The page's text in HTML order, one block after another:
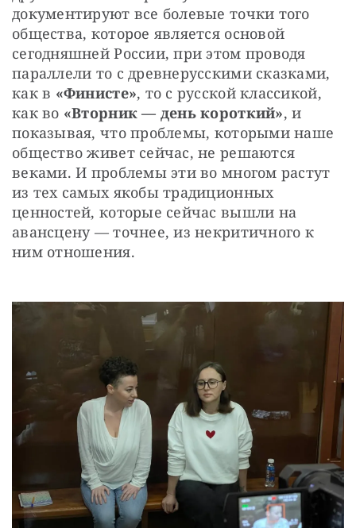
документируют все болевые точки того
общества, которое является основой
сегодняшней России, при этом проводя
параллели то с древнерусскими сказками,
как в «Финисте», то с русской классикой,
как во «Вторник — день короткий», и
показывая, что проблемы, которыми наше
общество живет сейчас, не решаются
веками. И проблемы эти во многом растут
из тех самых якобы традиционных
ценностей, которые сейчас вышли на
авансцену — точнее, из некритичного к
ним отношения.